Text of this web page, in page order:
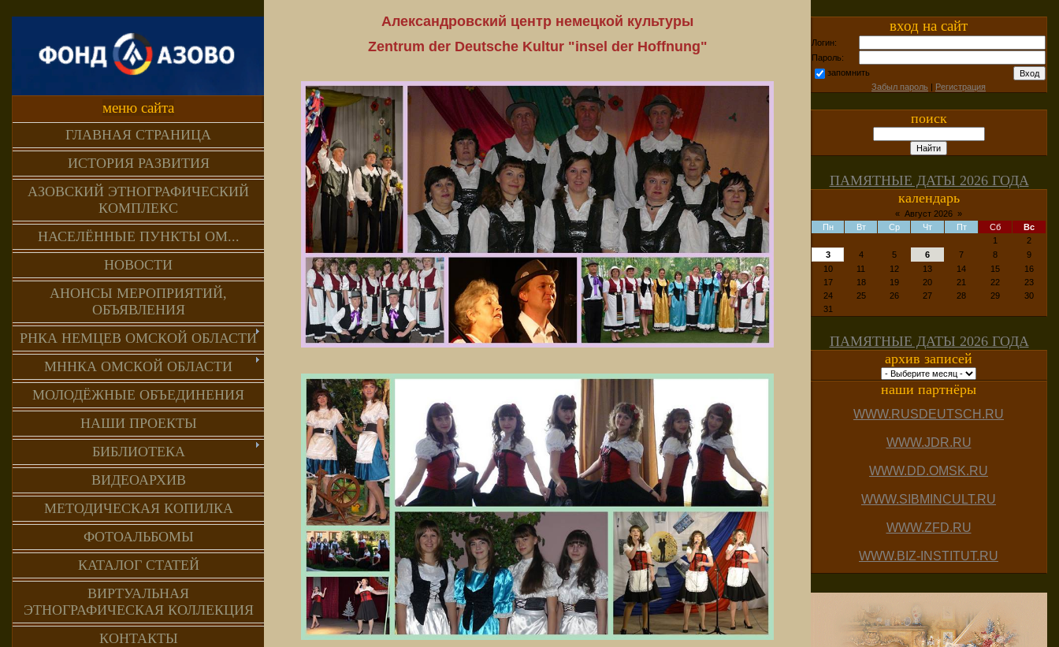
меню сайта
ГЛАВНАЯ СТРАНИЦА
ИСТОРИЯ РАЗВИТИЯ
АЗОВСКИЙ ЭТНОГРАФИЧЕСКИЙ
КОМПЛЕКС
НАСЕЛЁННЫЕ ПУНКТЫ ОМ...
НОВОСТИ
АНОНСЫ МЕРОПРИЯТИЙ,
ОБЪЯВЛЕНИЯ
РНКА НЕМЦЕВ ОМСКОЙ ОБЛАСТИ
МННКА ОМСКОЙ ОБЛАСТИ
МОЛОДЁЖНЫЕ ОБЪЕДИНЕНИЯ
НАШИ ПРОЕКТЫ
БИБЛИОТЕКА
ВИДЕОАРХИВ
МЕТОДИЧЕСКАЯ КОПИЛКА
ФОТОАЛЬБОМЫ
КАТАЛОГ СТАТЕЙ
ВИРТУАЛЬНАЯ
ЭТНОГРАФИЧЕСКАЯ КОЛЛЕКЦИЯ
КОНТАКТЫ
Александровский центр немецкой культуры
Zentrum der Deutsche Kultur "insel der Hoffnung"
вход на сайт
Логин:
Пароль:
запомнить
Забыл пароль | Регистрация
поиск
ПАМЯТНЫЕ ДАТЫ 2026 ГОДА
календарь
« Август 2026 »
Пн
Вт Ср Чт Пт Сб
Вс
1
2
3
4 5 6 7 8
9
10
11 12 13 14 15
16
17
18 19 20 21 22
23
24
25 26 27 28 29
30
31
ПАМЯТНЫЕ ДАТЫ 2026 ГОДА
архив записей
наши партнёры
WWW.RUSDEUTSCH.RU
WWW.JDR.RU
WWW.DD.OMSK.RU
WWW.SIBMINCULT.RU
WWW.ZFD.RU
WWW.BIZ-INSTITUT.RU